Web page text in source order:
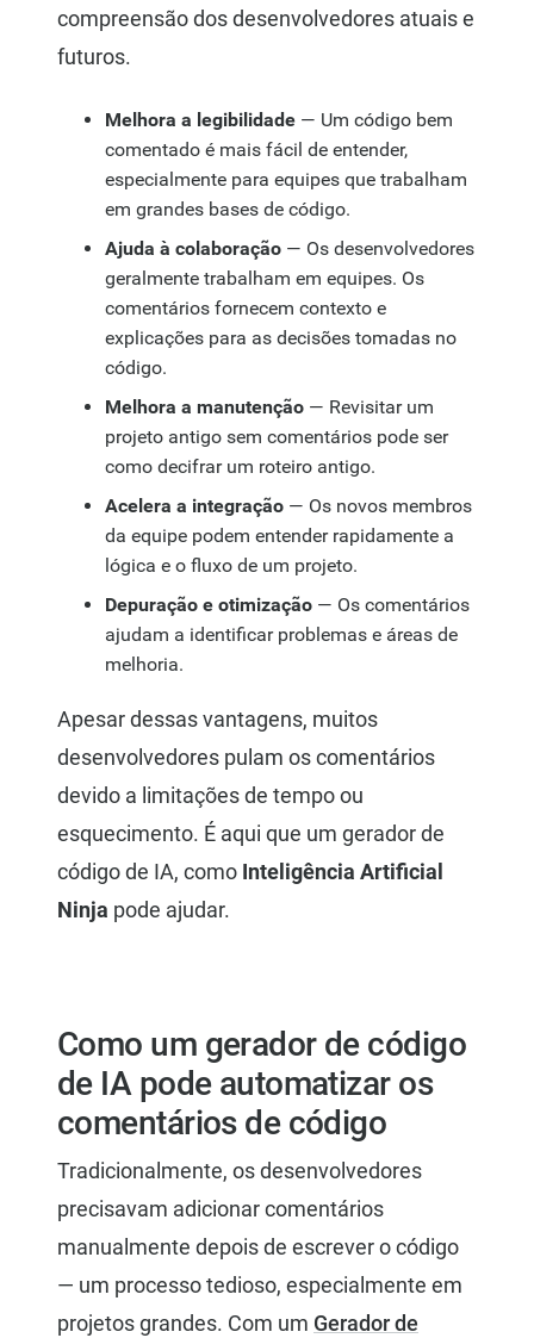
compreensão dos desenvolvedores atuais e
futuros.
Melhora a legibilidade — Um código bem
comentado é mais fácil de entender,
especialmente para equipes que trabalham
em grandes bases de código.
Ajuda à colaboração — Os desenvolvedores
geralmente trabalham em equipes. Os
comentários fornecem contexto e
explicações para as decisões tomadas no
código.
Melhora a manutenção — Revisitar um
projeto antigo sem comentários pode ser
como decifrar um roteiro antigo.
Acelera a integração — Os novos membros
da equipe podem entender rapidamente a
lógica e o fluxo de um projeto.
Depuração e otimização — Os comentários
ajudam a identificar problemas e áreas de
melhoria.
Apesar dessas vantagens, muitos
desenvolvedores pulam os comentários
devido a limitações de tempo ou
esquecimento. É aqui que um gerador de
código de IA, como Inteligência Artificial
Ninja pode ajudar.
Como um gerador de código
de IA pode automatizar os
comentários de código
Tradicionalmente, os desenvolvedores
precisavam adicionar comentários
manualmente depois de escrever o código
— um processo tedioso, especialmente em
projetos grandes. Com um Gerador de